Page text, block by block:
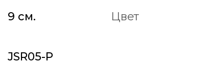
9 см. Цвет
JSR05-P